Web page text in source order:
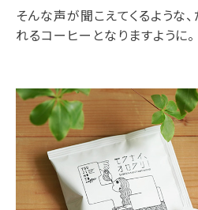
そんな声が聞こえてくるような
れるコーヒーとなりますように。